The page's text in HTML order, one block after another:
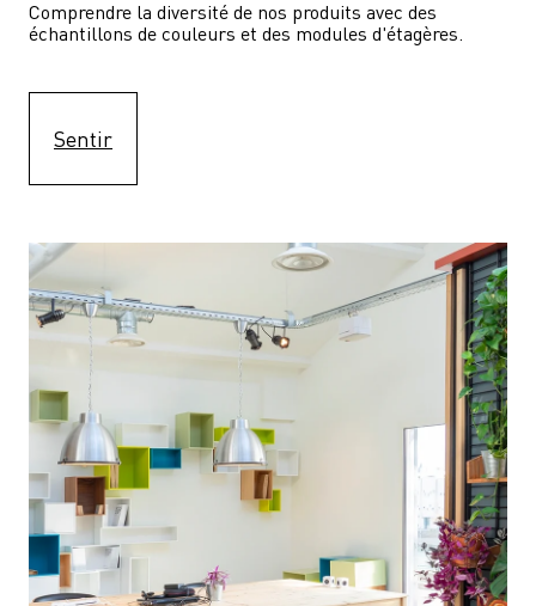
Comprendre la diversité de nos produits avec des
échantillons de couleurs et des modules d'étagères.
Sentir